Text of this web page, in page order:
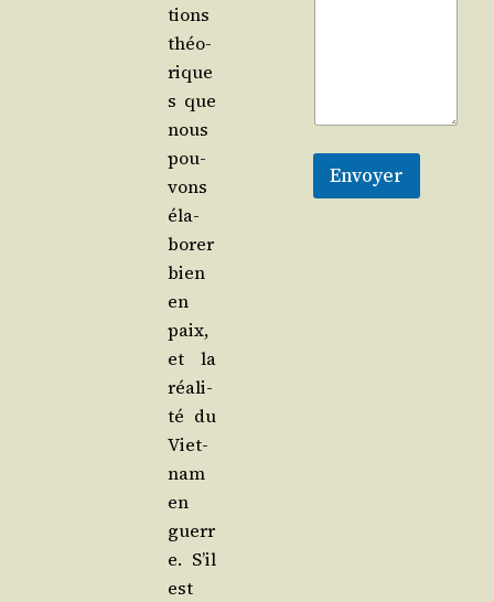
tions
théo­
rique
s que
nous
pou­
vons
éla­
bo­rer
bien
en
paix,
et la
réa­li­
té du
Viet­
nam
en
guerr
e. S’il
est
Envoyer